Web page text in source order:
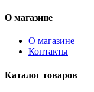
О магазине
О магазине
Контакты
Каталог товаров